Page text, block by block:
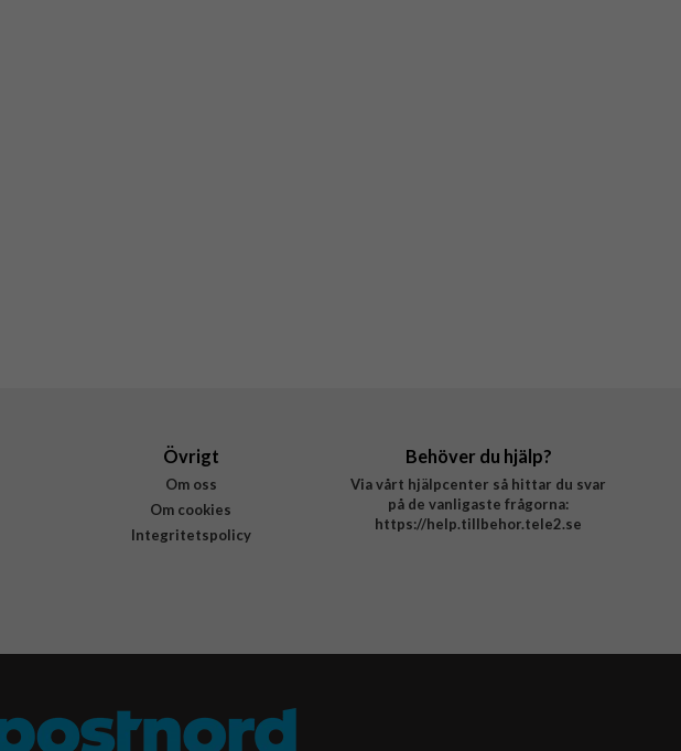
Övrigt
Om oss
Om cookies
Integritetspolicy
Behöver du hjälp?
Via vårt hjälpcenter så hittar du svar
på de vanligaste frågorna:
https://help.tillbehor.tele2.se